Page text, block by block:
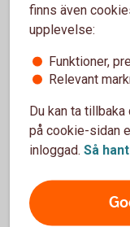
Du ger oss en
sårbarheten
Kan du
Ja, men då kan vi
uppdaterad om
PGP-nyckel
PGP-nyckel
finns även
upplevelse:
Funktioner,
Relevant
Du kan ta
på cookie-sidan
inloggad. Så